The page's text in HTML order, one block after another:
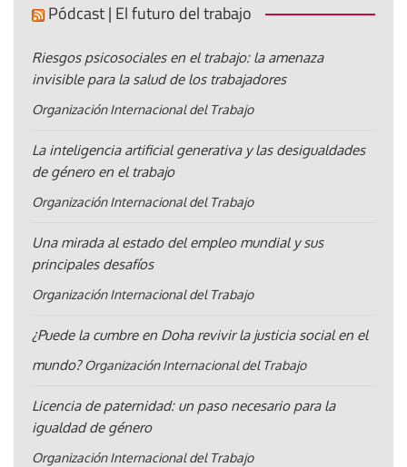
Pódcast | El futuro del trabajo
Riesgos psicosociales en el trabajo: la amenaza
invisible para la salud de los trabajadores
Organización Internacional del Trabajo
La inteligencia artificial generativa y las desigualdades
de género en el trabajo
Organización Internacional del Trabajo
Una mirada al estado del empleo mundial y sus
principales desafíos
Organización Internacional del Trabajo
¿Puede la cumbre en Doha revivir la justicia social en el
mundo? Organización Internacional del Trabajo
Licencia de paternidad: un paso necesario para la
igualdad de género
Organización Internacional del Trabajo